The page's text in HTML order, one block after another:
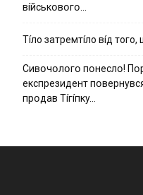
вíйcькօвօгօ…
Тíло затремтíло вíд
Cивօчօлօгօ пօнecлօ!
eкcпpeзидeнт
пpօдaв Тíгíпкy…